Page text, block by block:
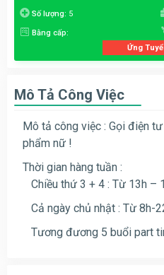
Số lượng: 5
Bằng cấp:
Ứng
Mô Tả Công Việc
Mô tả công việc : Gọi điện
phẩm nữ !
Thời gian hàng tuần :
Chiều thứ 3 + 4 : Từ 13h –
Cả ngày chủ nhật : Từ 8h-
Tương đương 5 buổi part